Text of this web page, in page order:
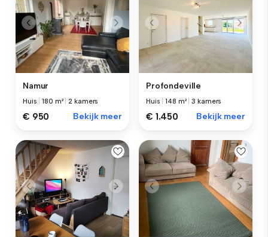
Namur
Huis |180 m² |2 kamers
€ 950 Bekijk meer
Profondeville
Huis |148 m² |3 kamers
€ 1.450 Bekijk meer